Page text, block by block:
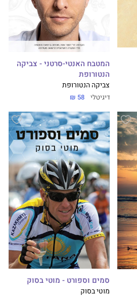
המטבח האנטי-סרטני - צביקה
הנטורופת
צביקה הנטורופת
דיגיטלי 58 ₪
סמים וספורט - מוטי בסוק
מוטי בסוק